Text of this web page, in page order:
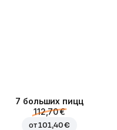
7 больших пицц
112,70 €
от101,40 €